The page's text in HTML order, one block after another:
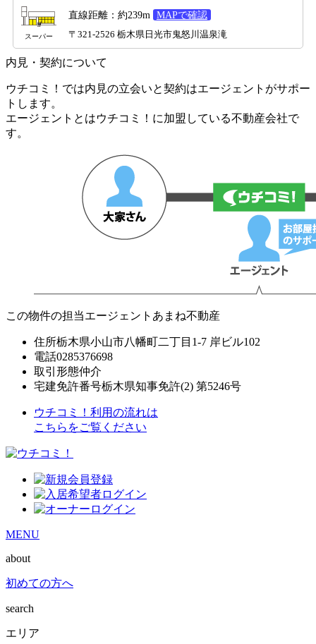
スーパー
直線距離：約239m
MAPで確認
〒321-2526 栃木県日光市鬼怒川温泉滝
内見・契約について
ウチコミ！では内見の立会いと契約はエージェントがサポー
トします。
エージェントとはウチコミ！に加盟している不動産会社で
す。
この物件の担当エージェント あまね不動産
住所栃木県小山市八幡町二丁目1-7 岸ビル102
電話0285376698
取引形態仲介
宅建免許番号栃木県知事免許(2) 第5246号
ウチコミ！利用の流れは
こちらをご覧ください
MENU
about
初めての方へ
search
エリア